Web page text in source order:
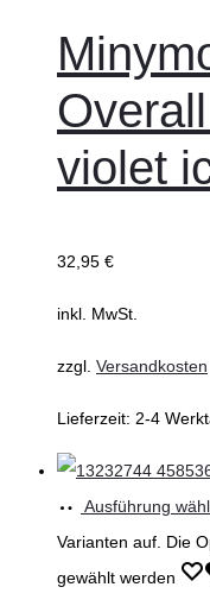
violet
32,95 €
inkl. MwSt.
zzgl. Versandkosten
Lieferzeit: 2-4
Ausführung
Varianten auf. Die
gewählt werden